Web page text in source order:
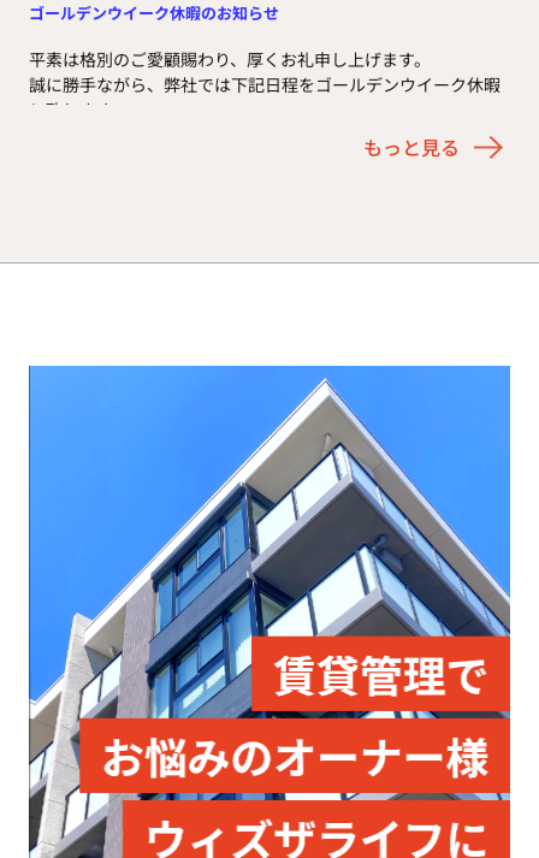
ゴールデンウイーク休暇のお知らせ
平素は格別のご愛顧賜わり、厚くお礼申し上げます。
誠に勝手ながら、弊社では下記日程をゴールデンウイーク休暇
と致します。
休業期間中はご不便をおかけすることもあるかと存じますが、
平素は格別のご愛顧賜わり、厚くお礼申し上げます。
誠に勝手ながら、弊社では下記日程を年末年始休暇と致しま
休業期間中はご不便をおかけすることもあるかと存じますが、
何卒宜しくお願い申し上げます。
■休業期間 2025年12月29日～2026年1月3日
■営業開始 2026年1月4日9時30分より通常営業
西鉄久留米 緊急連絡先①080-7423-9676
ＪＲ久留米 緊急連絡先①080-4354-1991
ウィズザライフ管理
24時間緊急対応：0120-024-540
もっと見る